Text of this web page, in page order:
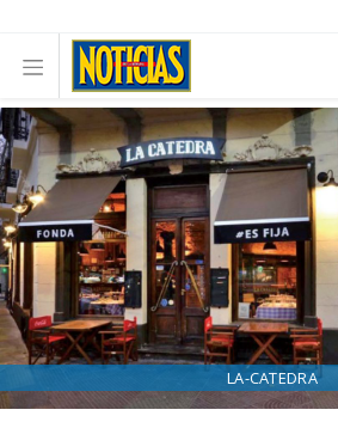
LA-CATEDRA